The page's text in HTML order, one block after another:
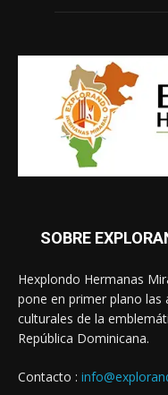
SOBRE
Hexplondo Hermanas
pone en primer plano las
culturales de la
República Dominicana.
Contacto :